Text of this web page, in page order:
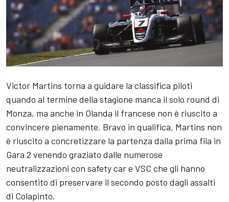
Victor Martins torna a guidare la classifica piloti
quando al termine della stagione manca il solo round di
Monza, ma anche in Olanda il francese non è riuscito a
convincere pienamente. Bravo in qualifica, Martins non
è riuscito a concretizzare la partenza dalla prima fila in
Gara 2 venendo graziato dalle numerose
neutralizzazioni con safety car e VSC che gli hanno
consentito di preservare il secondo posto dagli assalti
di Colapinto.